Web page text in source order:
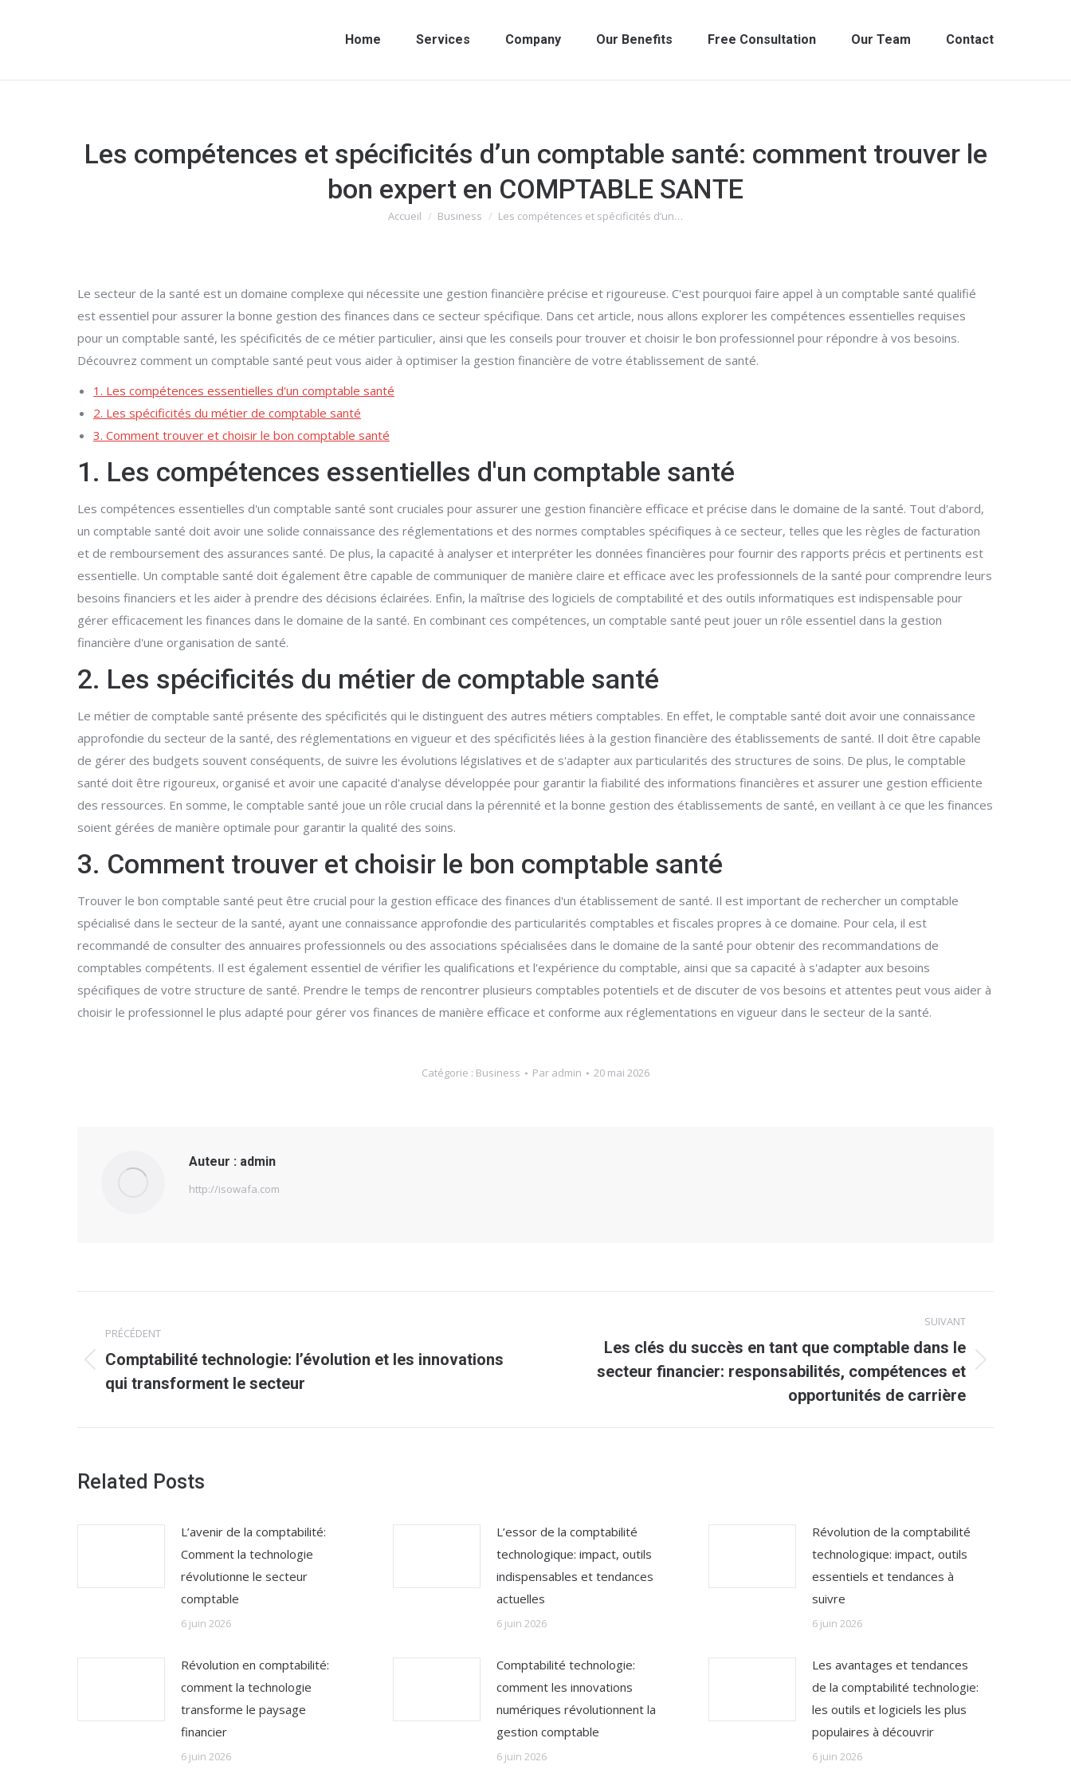
Home Services Company Our Benefits Free Consultation Our Team Contact
Les compétences et spécificités d’un comptable santé: comment trouver le
bon expert en COMPTABLE SANTE
Vous êtes ici :
Accueil Business Les compétences et spécificités d’un…
Le secteur de la santé est un domaine complexe qui nécessite une gestion financière précise et rigoureuse. C'est pourquoi faire appel à un comptable santé qualifié
est essentiel pour assurer la bonne gestion des finances dans ce secteur spécifique. Dans cet article, nous allons explorer les compétences essentielles requises
pour un comptable santé, les spécificités de ce métier particulier, ainsi que les conseils pour trouver et choisir le bon professionnel pour répondre à vos besoins.
Découvrez comment un comptable santé peut vous aider à optimiser la gestion financière de votre établissement de santé.
1. Les compétences essentielles d'un comptable santé
2. Les spécificités du métier de comptable santé
3. Comment trouver et choisir le bon comptable santé
1. Les compétences essentielles d'un comptable santé
Les compétences essentielles d'un comptable santé sont cruciales pour assurer une gestion financière efficace et précise dans le domaine de la santé. Tout d'abord,
un comptable santé doit avoir une solide connaissance des réglementations et des normes comptables spécifiques à ce secteur, telles que les règles de facturation
et de remboursement des assurances santé. De plus, la capacité à analyser et interpréter les données financières pour fournir des rapports précis et pertinents est
essentielle. Un comptable santé doit également être capable de communiquer de manière claire et efficace avec les professionnels de la santé pour comprendre leurs
besoins financiers et les aider à prendre des décisions éclairées. Enfin, la maîtrise des logiciels de comptabilité et des outils informatiques est indispensable pour
gérer efficacement les finances dans le domaine de la santé. En combinant ces compétences, un comptable santé peut jouer un rôle essentiel dans la gestion
financière d'une organisation de santé.
2. Les spécificités du métier de comptable santé
Le métier de comptable santé présente des spécificités qui le distinguent des autres métiers comptables. En effet, le comptable santé doit avoir une connaissance
approfondie du secteur de la santé, des réglementations en vigueur et des spécificités liées à la gestion financière des établissements de santé. Il doit être capable
de gérer des budgets souvent conséquents, de suivre les évolutions législatives et de s'adapter aux particularités des structures de soins. De plus, le comptable
santé doit être rigoureux, organisé et avoir une capacité d'analyse développée pour garantir la fiabilité des informations financières et assurer une gestion efficiente
des ressources. En somme, le comptable santé joue un rôle crucial dans la pérennité et la bonne gestion des établissements de santé, en veillant à ce que les finances
soient gérées de manière optimale pour garantir la qualité des soins.
3. Comment trouver et choisir le bon comptable santé
Trouver le bon comptable santé peut être crucial pour la gestion efficace des finances d'un établissement de santé. Il est important de rechercher un comptable
spécialisé dans le secteur de la santé, ayant une connaissance approfondie des particularités comptables et fiscales propres à ce domaine. Pour cela, il est
recommandé de consulter des annuaires professionnels ou des associations spécialisées dans le domaine de la santé pour obtenir des recommandations de
comptables compétents. Il est également essentiel de vérifier les qualifications et l'expérience du comptable, ainsi que sa capacité à s'adapter aux besoins
spécifiques de votre structure de santé. Prendre le temps de rencontrer plusieurs comptables potentiels et de discuter de vos besoins et attentes peut vous aider à
choisir le professionnel le plus adapté pour gérer vos finances de manière efficace et conforme aux réglementations en vigueur dans le secteur de la santé.
Catégorie : Business Par admin 20 mai 2026
Auteur : admin
http://isowafa.com
article
PRÉCÉDENT
Article
précédent
Comptabilité technologie: l’évolution et les innovations
qui transforment le secteur
SUIVANT
Les clés du succès en tant que comptable dans le
secteur financier: responsabilités, compétences et
opportunités de carrière
Related Posts
L’avenir de la comptabilité:
Comment la technologie
révolutionne le secteur
comptable
6 juin 2026
L’essor de la comptabilité
technologique: impact, outils
indispensables et tendances
actuelles
6 juin 2026
Révolution de la comptabilité
technologique: impact, outils
essentiels et tendances à
suivre
6 juin 2026
Révolution en comptabilité:
comment la technologie
transforme le paysage
financier
6 juin 2026
Comptabilité technologie:
comment les innovations
numériques révolutionnent la
gestion comptable
6 juin 2026
Les avantages et tendances
de la comptabilité technologie:
les outils et logiciels les plus
populaires à découvrir
6 juin 2026